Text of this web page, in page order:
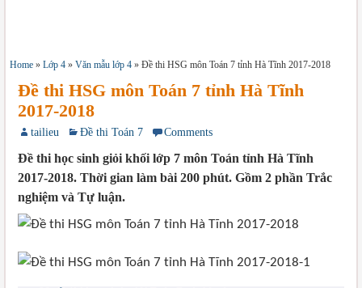
Home » Lớp 4 » Văn mẫu lớp 4 » Đề thi HSG môn Toán 7 tỉnh Hà Tĩnh 2017-2018
Đề thi HSG môn Toán 7 tỉnh Hà Tĩnh
2017-2018
tailieu Đề thi Toán 7 Comments
Đề thi học sinh giỏi khối lớp 7 môn Toán tỉnh Hà Tĩnh
2017-2018. Thời gian làm bài 200 phút. Gồm 2 phần Trắc
nghiệm và Tự luận.